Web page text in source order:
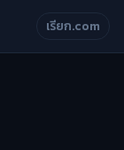
เรียก.com